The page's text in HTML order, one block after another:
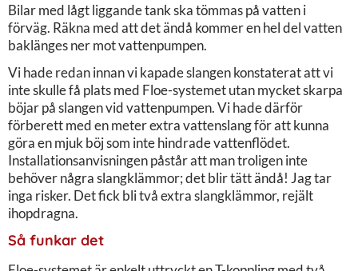
Bilar med lågt liggande tank ska tömmas på vatten i
förväg. Räkna med att det ändå kommer en hel del vatten
baklänges ner mot vattenpumpen.
Vi hade redan innan vi kapade slangen konstaterat att vi
inte skulle få plats med Floe-systemet utan mycket skarpa
böjar på slangen vid vattenpumpen. Vi hade därför
förberett med en meter extra vattenslang för att kunna
göra en mjuk böj som inte hindrade vattenflödet.
Installationsanvisningen påstår att man troligen inte
behöver några slangklämmor; det blir tätt ändå! Jag tar
inga risker. Det fick bli två extra slangklämmor, rejält
ihopdragna.
Så funkar det